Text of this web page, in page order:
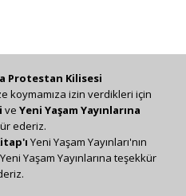
Protestan Kilisesi
koymamıza izin verdikleri için
ve Yeni Yaşam Yayınlarına
ederiz.
Yeni Yaşam Yayınları'nın
Yaşam Yayınlarına teşekkür